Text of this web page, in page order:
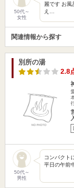
50代～
女性
麗です お風
え…
関連情報から探す
別所の湯
2.8
50代～
男性
コンパクト
平日の午前